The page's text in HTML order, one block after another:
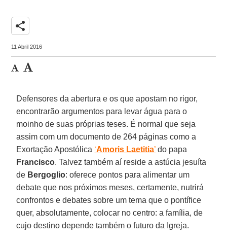
share
11 Abril 2016
Defensores da abertura e os que apostam no rigor,
encontrarão argumentos para levar água para o
moinho de suas próprias teses. É normal que seja
assim com um documento de 264 páginas como a
Exortação Apostólica ‘Amoris Laetitia’ do papa
Francisco. Talvez também aí reside a astúcia jesuíta
de Bergoglio: oferece pontos para alimentar um
debate que nos próximos meses, certamente, nutrirá
confrontos e debates sobre um tema que o pontífice
quer, absolutamente, colocar no centro: a família, de
cujo destino depende também o futuro da Igreja.